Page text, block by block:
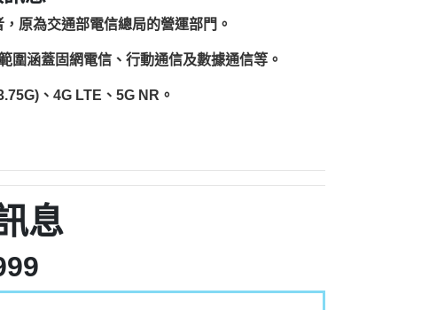
原為交通部電信總局的營運部門。
圍涵蓋固網電信、行動通信及數據通信等。
、4G LTE、5G NR。
息